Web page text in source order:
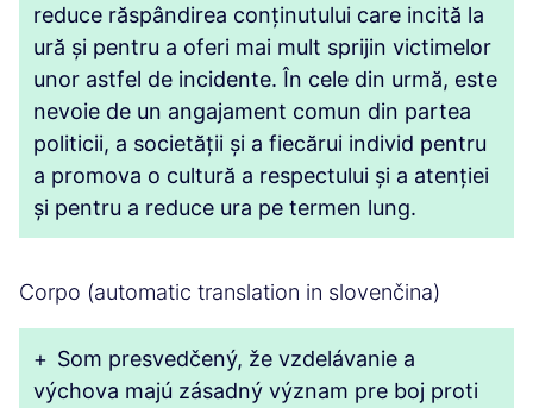
reduce răspândirea conținutului care incită la
ură și pentru a oferi mai mult sprijin victimelor
unor astfel de incidente. În cele din urmă, este
nevoie de un angajament comun din partea
politicii, a societății și a fiecărui individ pentru
a promova o cultură a respectului și a atenției
și pentru a reduce ura pe termen lung.
Corpo (automatic translation in slovenčina)
+ Som presvedčený, že vzdelávanie a
výchova majú zásadný význam pre boj proti